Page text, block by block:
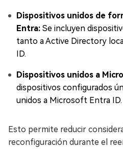
Dispositivos unidos de
Entra: Se incluyen
tanto a Active Directory
ID.
Dispositivos unidos a
dispositivos configurados
unidos a Microsoft Entra ID.
Esto permite reducir
reconfiguración durante el